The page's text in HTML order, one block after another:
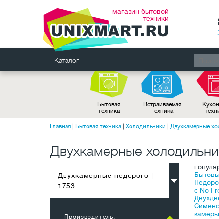
магазин бытовой
техники
Каталог
Бытовая
техника
Встраиваемая
техника
Главная Бытовая техника| Холодильники Двухкамерные
Двухкамерные
с No
камеры
Двухкамерные недорого
1753
Производитель: